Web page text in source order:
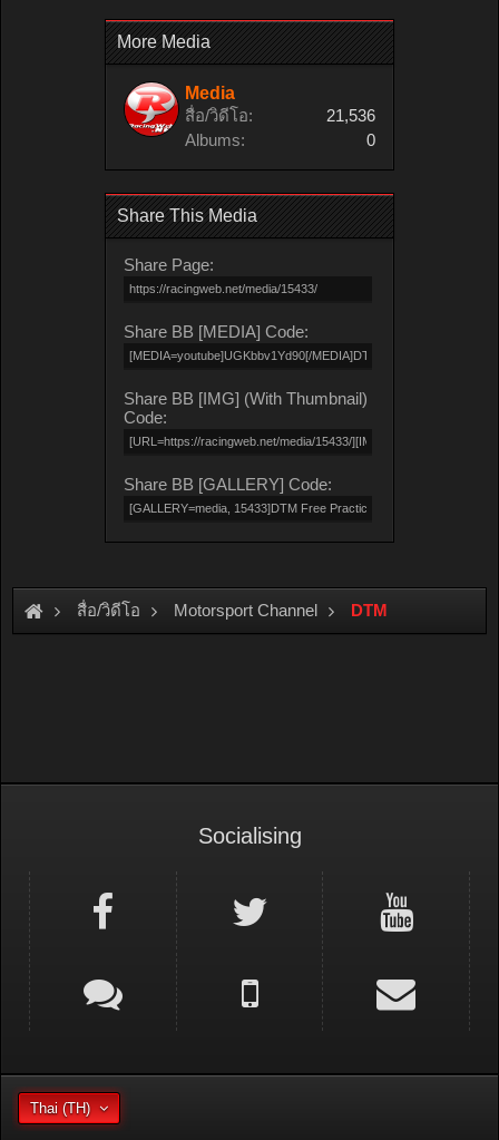
More Media
Media
สื่อ/วิดีโอ:
21,536
Albums:
0
Share This Media
Share Page:
Share BB [MEDIA] Code:
Share BB [IMG] (With Thumbnail)
Code:
Share BB [GALLERY] Code:
สื่อ/วิดีโอ Motorsport Channel DTM
Socialising
Thai (TH)